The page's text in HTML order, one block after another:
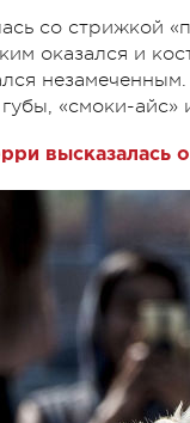
со стрижкой
оказался и
«смоки-айс»
высказалась